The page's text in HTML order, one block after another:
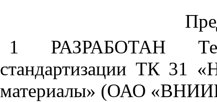
1 РАЗРАБОТАН
стандартизации ТК 31
материалы» (ОАО